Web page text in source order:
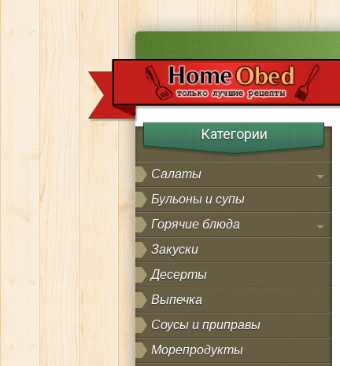
Категории
Салаты
Бульоны и супы
Горячие блюда
Закуски
Десерты
Выпечка
Соусы и приправы
Морепродукты